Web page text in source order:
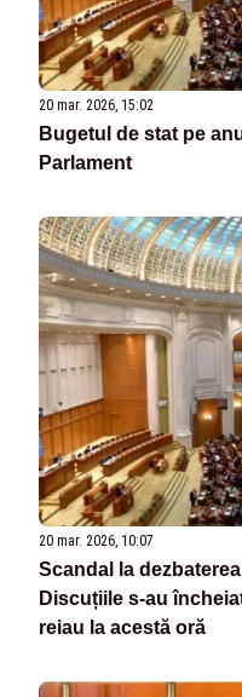
20 mar. 2026, 15:02
Bugetul de stat pe
Parlament
20 mar. 2026, 10:07
Scandal la
Discuțiile s-au
reiau la acestă oră